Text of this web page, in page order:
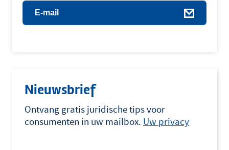
E-mail
Nieuwsbrief
Ontvang gratis juridische tips voor
consumenten in uw mailbox. Uw privacy